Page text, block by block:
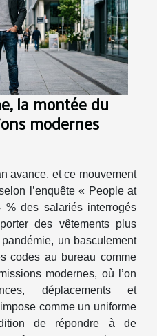
la montée du
modernes
avance, et ce mouvement
l’enquête « People at
% des salariés interrogés
des vêtements plus
un basculement
codes au bureau comme
modernes, où l’on
déplacements et
comme un uniforme
de répondre à de